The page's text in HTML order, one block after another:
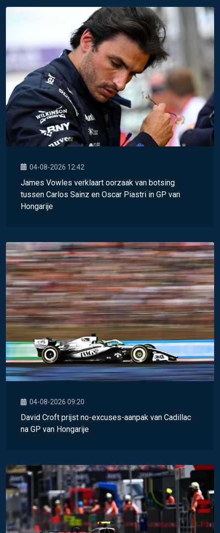
04-08-2026 12:42
James Vowles verklaart oorzaak van botsing
tussen Carlos Sainz en Oscar Piastri in GP van
Hongarije
04-08-2026 09:20
David Croft prijst no-excuses-aanpak van Cadillac
na GP van Hongarije